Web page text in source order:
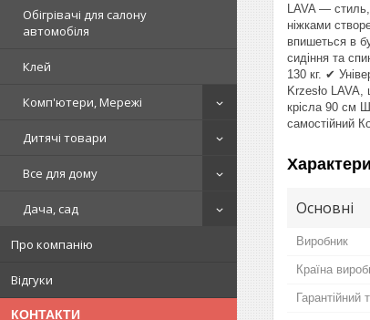
Обігрівачі для салону
автомобіля
Клей
Комп'ютери, Мережі
Дитячі товари
Все для дому
Дача, сад
Про компанію
Відгуки
КОНТАКТИ
LAVA —
ніжками
впишеться в
сидіння та
130 кг. ✔
Krzesło
крісла 90 см
самостійний
Основні
Виробник
Країна
Гарантійний